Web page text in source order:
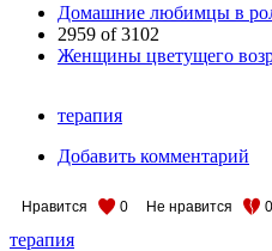
Домашние любимцы в
2959 of 3102
Женщины цветущего
терапия
Добавить комментарий
Нравится 0 Не нравится 0
терапия